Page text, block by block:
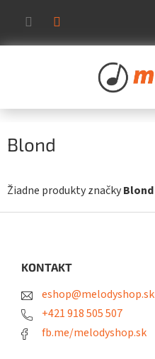
obsah
Blond
Žiadne produkty značkyBlond
KONTAKT
eshop@melodyshop.sk
+421 918 505 507
fb.me/melodyshop.sk